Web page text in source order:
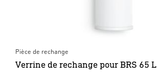
Pièce de rechange
Verrine de rechange pour BRS 65 L